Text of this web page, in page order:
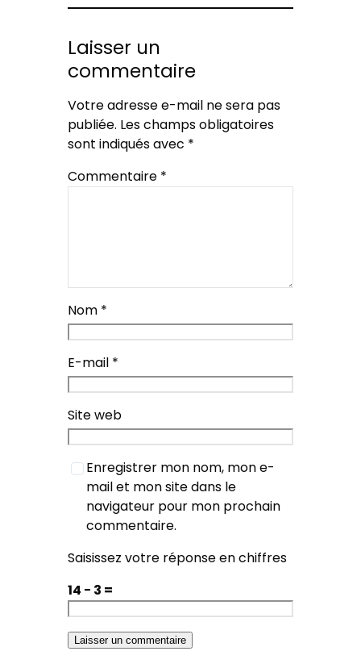
Laisser un
commentaire
Votre adresse e-mail ne sera pas
publiée. Les champs obligatoires
sont indiqués avec *
Commentaire *
Nom *
E-mail *
Site web
Enregistrer mon nom, mon e-
mail et mon site dans le
navigateur pour mon prochain
commentaire.
Saisissez votre réponse en chiffres
14 − 3 =